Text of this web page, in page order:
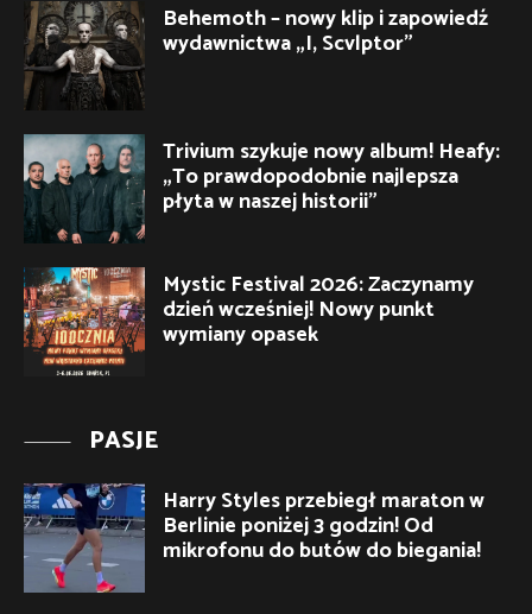
Behemoth – nowy klip i zapowiedź
wydawnictwa „I, Scvlptor”
Trivium szykuje nowy album! Heafy:
„To prawdopodobnie najlepsza
płyta w naszej historii”
Mystic Festival 2026: Zaczynamy
dzień wcześniej! Nowy punkt
wymiany opasek
PASJE
Harry Styles przebiegł maraton w
Berlinie poniżej 3 godzin! Od
mikrofonu do butów do biegania!